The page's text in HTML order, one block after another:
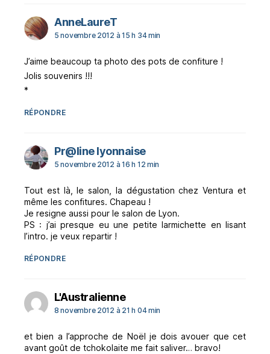
AnneLaureTdit :
5 novembre 2012 à 15 h 34 min
J’aime beaucoup ta photo des pots de confiture !
Jolis souvenirs !!!
*
RÉPONDRE
Pr@line lyonnaisedit :
5 novembre 2012 à 16 h 12 min
Tout est là, le salon, la dégustation chez Ventura et
même les confitures. Chapeau !
Je resigne aussi pour le salon de Lyon.
PS : j’ai presque eu une petite larmichette en lisant
l’intro. je veux repartir !
RÉPONDRE
L'Australiennedit :
8 novembre 2012 à 21 h 04 min
et bien a l’approche de Noël je dois avouer que cet
avant goût de tchokolaite me fait saliver… bravo!